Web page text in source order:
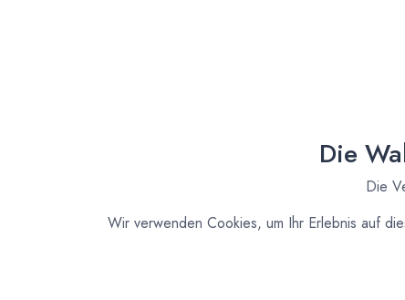
Die
Die
Wir verwenden Cookies, um Ihr Erlebnis auf